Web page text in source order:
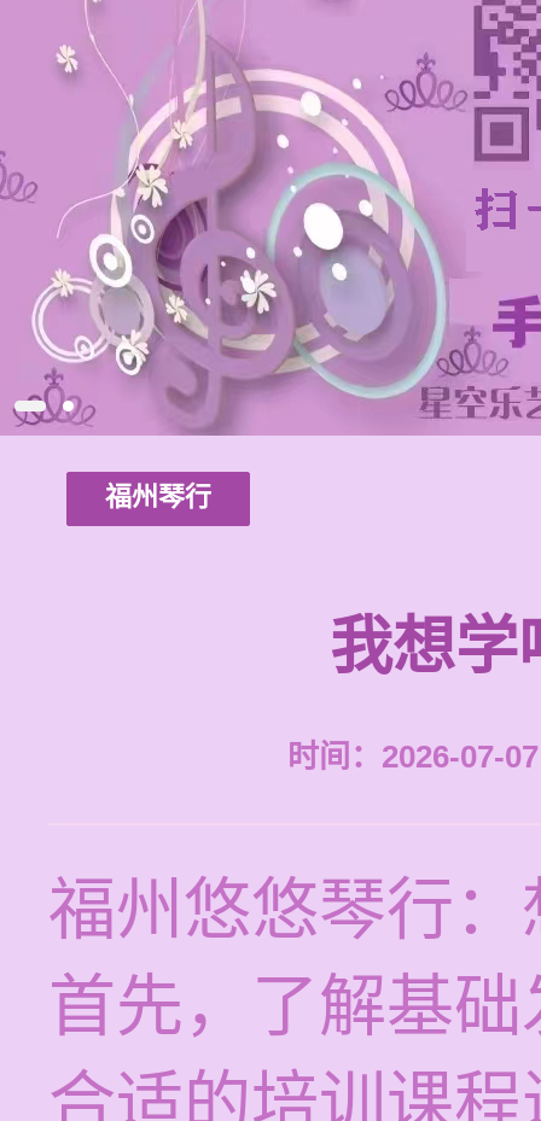
福州琴行
我想学
时间：2026-07-
福州悠悠琴行
首先，了解基
合适的培训课